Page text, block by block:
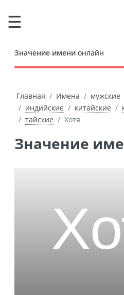
Значение имени онлайн
Главная Имена мужские
индийские
китайские
тайские
Хотя
Значение